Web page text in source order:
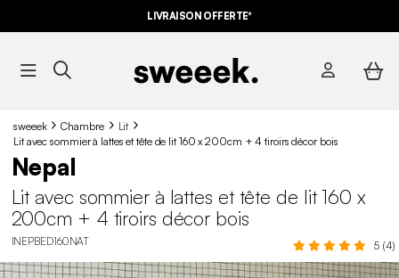
LIVRAISON OFFERTE*
sweeek Chambre
Lit
Lit avec sommier à lattes et tête de lit 160 x 200cm + 4 tiroirs décor bois
Nepal
Lit avec sommier à lattes et tête de lit 160 x
200cm + 4 tiroirs décor bois
INEPBED160NAT 5 (4)